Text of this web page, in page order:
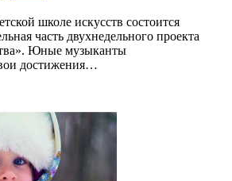
школе искусств состоится
часть двухнедельного проекта
Юные музыканты
достижения…